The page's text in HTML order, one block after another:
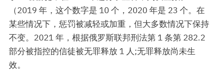
（2019 年，这个数字是 10 个，2020 年是 23 个。在
某些情况下，惩罚被减轻或加重，但大多数情况下保持
不变。2021 年，根据俄罗斯联邦刑法第 1 条第 282.2
部分被指控的信徒被无罪释放 1 人;无罪释放尚未生
效。